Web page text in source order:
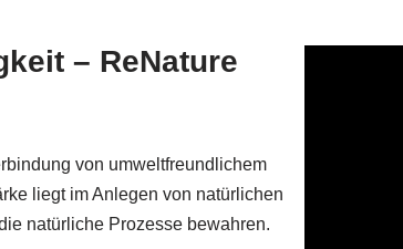
– ReNature
von umweltfreundlichem
liegt im Anlegen von natürlichen
natürliche Prozesse bewahren.